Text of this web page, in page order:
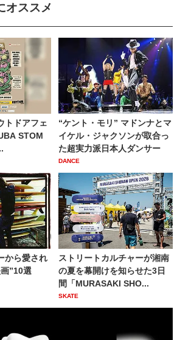
オススメ
トドアフェ
STOM
“ケント・モリ” マドンナとマ
イケル・ジャクソンが取合っ
た超実力派日本人ダンサー
DANCE
から愛され
”10選
ストリートカルチャーが湘南
の夏を幕開けを知らせた3日
間「MURASAKI SHO...
SKATE